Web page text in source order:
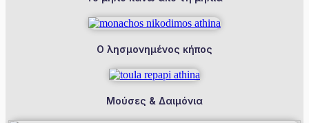
Ο λησμονημένος κήπος
Μούσες & Δαιμόνια